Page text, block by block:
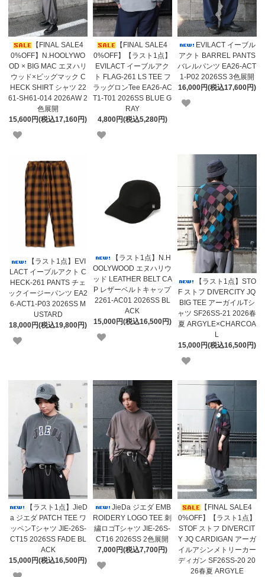
【FINAL SALE4
0%OFF】N.HOOLYWO
OD × BIG MAC エヌハリ
ウッド×ビッグマック C
HECK SHIRT シャツ 22
61-SH61-014 2026AW 2
色展開
15,600円(税込17,160円)
【FINAL SALE4
0%OFF】【ラスト1点】
EVILACT イーブルアク
ト FLAG-261 LS TEE フ
ラッグロンTee EA26-AC
T1-T01 2026SS BLUE G
RAY
4,800円(税込5,280円)
EVILACT イーブル
アクト BARREL PANTS
バレルパンツ EA26-ACT
1-P02 2026SS 3色展開
16,000円(税込17,600円)
【ラスト1点】EVI
LACT イーブルアクト C
HECK-261 PANTS チェ
ックイージーパンツ EA2
6-ACT1-P03 2026SS M
USTARD
18,000円(税込19,800円)
【ラスト1点】N.H
OOLYWOOD エヌハリウ
ッド LEATHER BELT CA
P レザーベルトキャップ
2261-AC01 2026SS BL
ACK
15,000円(税込16,500円)
【ラスト1点】STO
F ストフ DIVERCITY JQ
BIG TEE アーガイルTシ
ャツ SF26SS-21 2026春
夏 ARGYLE×CHARCOA
L
15,000円(税込16,500円)
【ラスト1点】JieD
a ジエダ PATCH TEE ワ
ッペンTシャツ JIE-26S-
CT15 2026SS FADE BL
ACK
15,000円(税込16,500円)
JieDa ジエダ EMB
ROIDERY LOGO TEE 刺
繍ロゴTシャツ JIE-26S-
CT16 2026SS 2色展開
7,000円(税込7,700円)
【FINAL SALE4
0%OFF】【ラスト1点】
STOF ストフ DIVERCIT
Y JQ CARDIGAN アーガ
イルアシンメトリーカー
ディガン SF26SS-20 20
26春夏 ARGYLE